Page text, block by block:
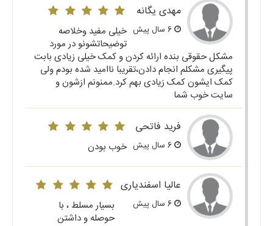
مهدی یگانه
خیلی مفید وخلاصه
توضیحاتشونو در مورد
مشکل حقوقی بنده ارائه کردن و کمک خیلی زیادی بابت
پیگیری مشکلم انجام دادن،تقریبا ناامید شده بودم ولی
کمک ایشون کمک زیادی بهم کرد.ممنونم ازشون و
سایت خوب شما
فرید فاتحی
خوب بودن
عالیا اسفندیاری
بسیار مسلط ، با
حوصله و داشتن